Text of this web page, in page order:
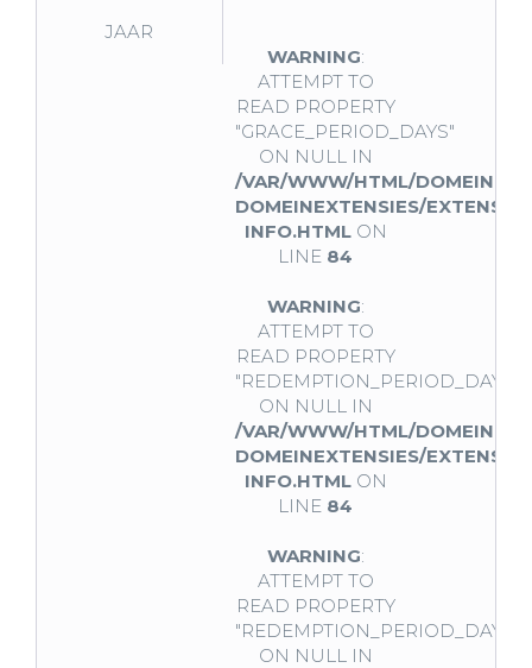
JAAR
WARNING:
ATTEMPT TO
READ PROPERTY
"GRACE_PERIOD_DAYS"
ON NULL IN
/VAR/WWW/HTML/
DOMEINEXTENSIES/EXTENSIE-
INFO.HTMLON
LINE 84
WARNING:
ATTEMPT TO
READ PROPERTY
"REDEMPTION_PERIOD_DAYS"
ON NULL IN
/VAR/WWW/HTML/
DOMEINEXTENSIES/EXTENSIE-
INFO.HTMLON
LINE 84
WARNING:
ATTEMPT TO
READ PROPERTY
"REDEMPTION_PERIOD_DAYS"
ON NULL IN